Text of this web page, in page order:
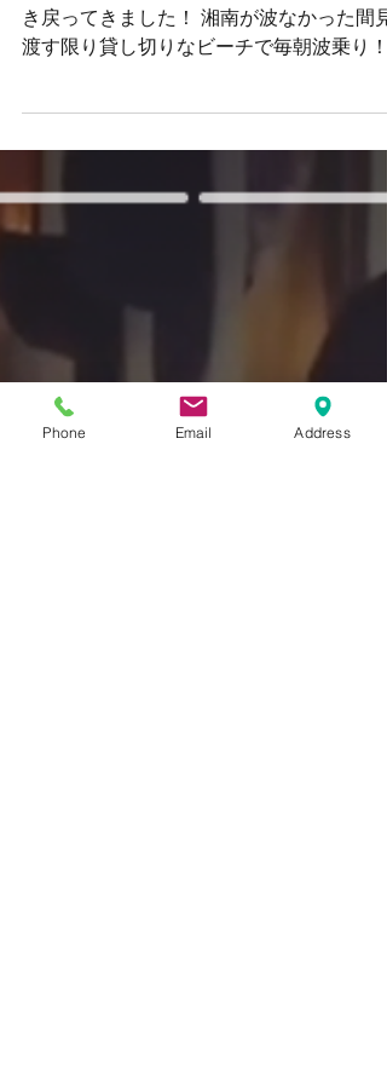
ィケール入れたお客様の
お疲れ様です！ 5日間ほどの夏休みをいた
渡す限り貸し切りなビーチで毎朝波乗り
少し寂しかったデス… 戻ってからはサーフ
ンサーフできるサイズが続き皆さん満喫し
Phone Email Address